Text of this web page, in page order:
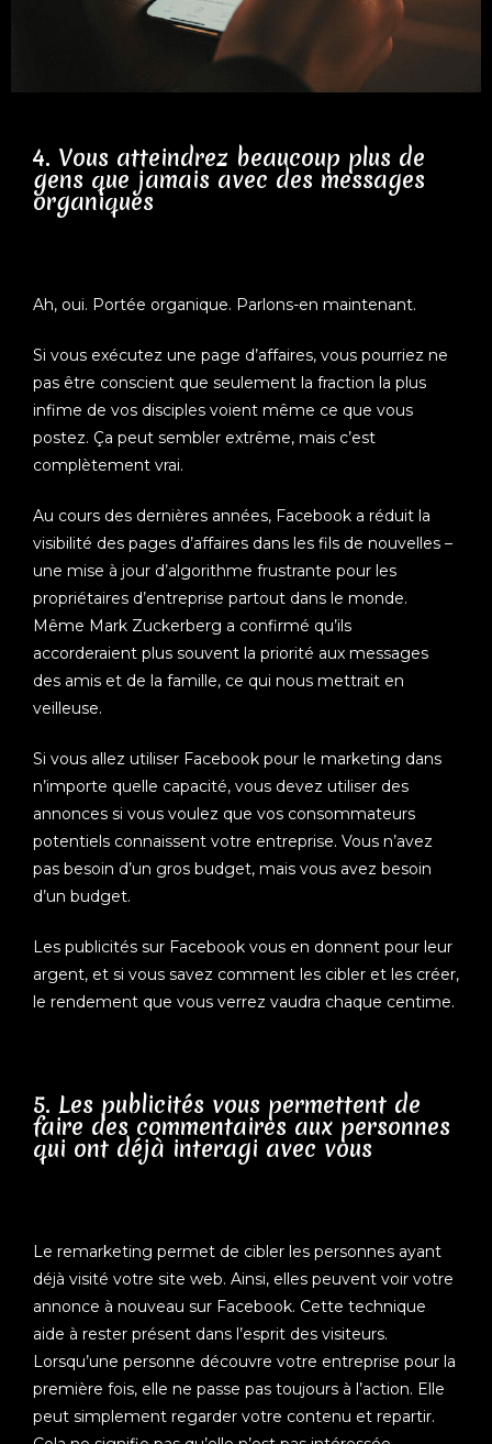
4. Vous atteindrez beaucoup plus de
gens que jamais avec des messages
organiques
Ah, oui. Portée organique. Parlons-en maintenant.
Si vous exécutez une page d’affaires, vous pourriez ne
pas être conscient que seulement la fraction la plus
infime de vos disciples voient même ce que vous
postez. Ça peut sembler extrême, mais c’est
complètement vrai.
Au cours des dernières années, Facebook a réduit la
visibilité des pages d’affaires dans les fils de nouvelles –
une mise à jour d’algorithme frustrante pour les
propriétaires d’entreprise partout dans le monde.
Même Mark Zuckerberg a confirmé qu’ils
accorderaient plus souvent la priorité aux messages
des amis et de la famille, ce qui nous mettrait en
veilleuse.
Si vous allez utiliser Facebook pour le marketing dans
n’importe quelle capacité, vous devez utiliser des
annonces si vous voulez que vos consommateurs
potentiels connaissent votre entreprise. Vous n’avez
pas besoin d’un gros budget, mais vous avez besoin
d’un budget.
Les publicités sur Facebook vous en donnent pour leur
argent, et si vous savez comment les cibler et les créer,
le rendement que vous verrez vaudra chaque centime.
5. Les publicités vous permettent de
faire des commentaires aux personnes
qui ont déjà interagi avec vous
Le remarketing permet de cibler les personnes ayant
déjà visité votre site web. Ainsi, elles peuvent voir votre
annonce à nouveau sur Facebook. Cette technique
aide à rester présent dans l’esprit des visiteurs.
Lorsqu’une personne découvre votre entreprise pour la
première fois, elle ne passe pas toujours à l’action. Elle
peut simplement regarder votre contenu et repartir.